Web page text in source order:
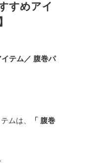
すめアイ
イテム／ 腹巻パ
ムは、
「 腹巻